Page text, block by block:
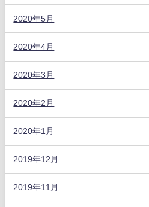
2020年5月
2020年4月
2020年3月
2020年2月
2020年1月
2019年12月
2019年11月